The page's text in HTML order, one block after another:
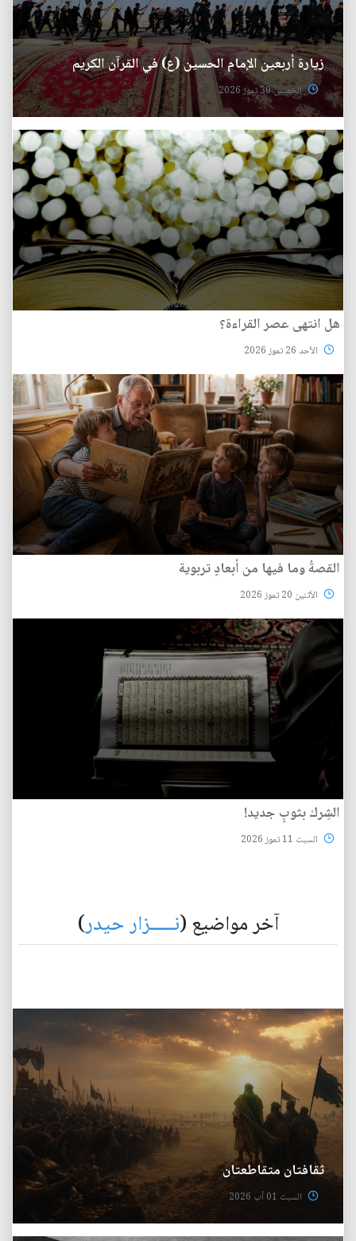
زيارة أربعين الإمام الحسين (ع) في القرآن الكريم
الخميس 30 تموز 2026
هل انتهى عصر القراءة؟
الأحد 26 تموز 2026
القصةُ وما فيها من أبعادٍ تربوية
الأثنين 20 تموز 2026
الشِرك بثوبٍ جديد!
السبت 11 تموز 2026
آخر مواضيع (نـــــزار حيدر)
ثقافتان متقاطعتان
السبت 01 آب 2026